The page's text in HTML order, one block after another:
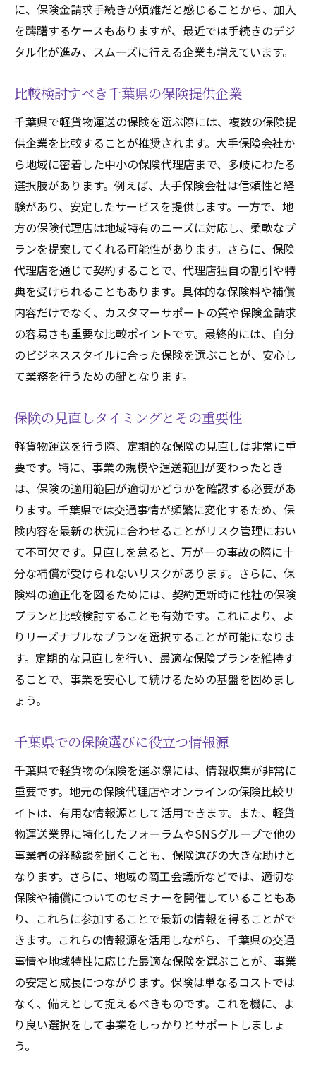
に、保険金請求手続きが煩雑だと感じることから、加入
を躊躇するケースもありますが、最近では手続きのデジ
タル化が進み、スムーズに行える企業も増えています。
比較検討すべき千葉県の保険提供企業
千葉県で軽貨物運送の保険を選ぶ際には、複数の保険提
供企業を比較することが推奨されます。大手保険会社か
ら地域に密着した中小の保険代理店まで、多岐にわたる
選択肢があります。例えば、大手保険会社は信頼性と経
験があり、安定したサービスを提供します。一方で、地
方の保険代理店は地域特有のニーズに対応し、柔軟なプ
ランを提案してくれる可能性があります。さらに、保険
代理店を通じて契約することで、代理店独自の割引や特
典を受けられることもあります。具体的な保険料や補償
内容だけでなく、カスタマーサポートの質や保険金請求
の容易さも重要な比較ポイントです。最終的には、自分
のビジネススタイルに合った保険を選ぶことが、安心し
て業務を行うための鍵となります。
保険の見直しタイミングとその重要性
軽貨物運送を行う際、定期的な保険の見直しは非常に重
要です。特に、事業の規模や運送範囲が変わったとき
は、保険の適用範囲が適切かどうかを確認する必要があ
ります。千葉県では交通事情が頻繁に変化するため、保
険内容を最新の状況に合わせることがリスク管理におい
て不可欠です。見直しを怠ると、万が一の事故の際に十
分な補償が受けられないリスクがあります。さらに、保
険料の適正化を図るためには、契約更新時に他社の保険
プランと比較検討することも有効です。これにより、よ
りリーズナブルなプランを選択することが可能になりま
す。定期的な見直しを行い、最適な保険プランを維持す
ることで、事業を安心して続けるための基盤を固めまし
ょう。
千葉県での保険選びに役立つ情報源
千葉県で軽貨物の保険を選ぶ際には、情報収集が非常に
重要です。地元の保険代理店やオンラインの保険比較サ
イトは、有用な情報源として活用できます。また、軽貨
物運送業界に特化したフォーラムやSNSグループで他の
事業者の経験談を聞くことも、保険選びの大きな助けと
なります。さらに、地域の商工会議所などでは、適切な
保険や補償についてのセミナーを開催していることもあ
り、これらに参加することで最新の情報を得ることがで
きます。これらの情報源を活用しながら、千葉県の交通
事情や地域特性に応じた最適な保険を選ぶことが、事業
の安定と成長につながります。保険は単なるコストでは
なく、備えとして捉えるべきものです。これを機に、よ
り良い選択をして事業をしっかりとサポートしましょ
う。